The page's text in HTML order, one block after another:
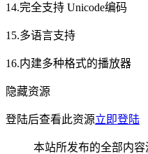
14.完全支持 Unicode编码
15.多语言支持
16.内建多种格式的播放器
隐藏资源
登陆后查看此资源立即登陆
本站所发布的全部内